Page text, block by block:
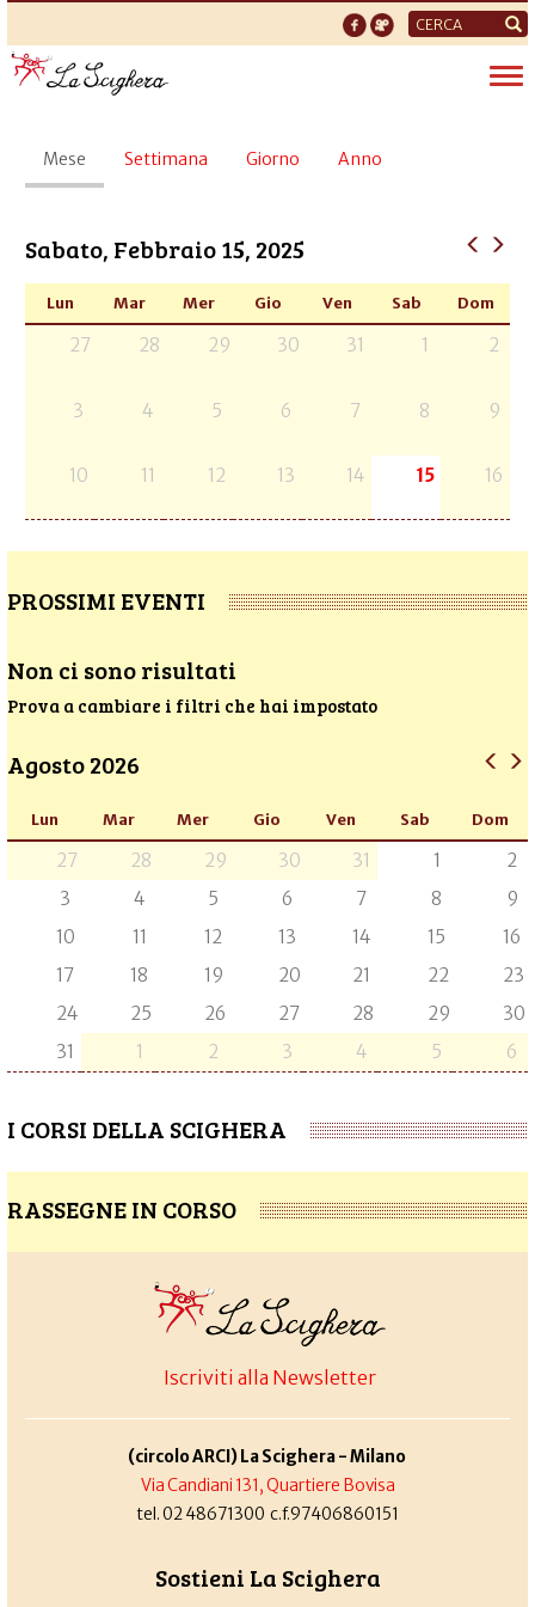
Form
di
ricerca
Schede
primarie
Mese (scheda
attiva)
Settimana Giorno Anno
Sabato, Febbraio 15, 2025
Lun Mar Mer Gio Ven Sab Dom
27 28 29 30 31 1 2
3 4 5 6 7 8 9
10 11 12 13 14 15 16
PROSSIMI EVENTI
Non ci sono risultati
Prova a cambiare i filtri che hai impostato
Agosto 2026
Lun Mar Mer Gio Ven Sab Dom
27 28 29 30 31 1
2
3
4 5 6 7 8
9
10
11 12 13 14 15
16
17
18 19 20 21 22
23
24
25 26 27 28 29
30
31
1 2 3 4 5 6
I CORSI DELLA SCIGHERA
RASSEGNE IN CORSO
Iscriviti alla Newsletter
(circolo ARCI) La Scighera - Milano
Via Candiani 131, Quartiere Bovisa
tel. 02 48671300 c.f.97406860151
Sostieni La Scighera